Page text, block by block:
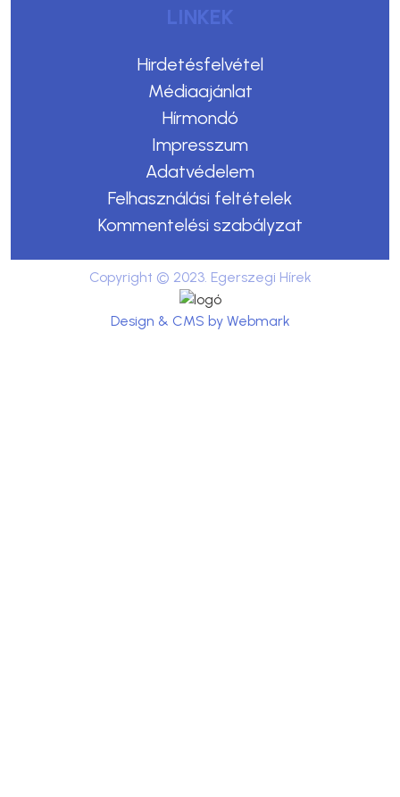
LINKEK
Hirdetésfelvétel
Médiaajánlat
Hírmondó
Impresszum
Adatvédelem
Felhasználási feltételek
Kommentelési szabályzat
Copyright © 2023. Egerszegi Hírek
Design & CMS by Webmark